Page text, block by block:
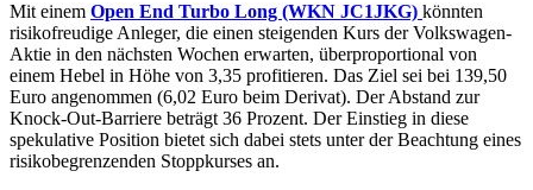
Mit einem Open End Turbo Long (WKN JC1JKG) könnten
risikofreudige Anleger, die einen steigenden Kurs der Volkswagen-
Aktie in den nächsten Wochen erwarten, überproportional von
einem Hebel in Höhe von 3,35 profitieren. Das Ziel sei bei 139,50
Euro angenommen (6,02 Euro beim Derivat). Der Abstand zur
Knock-Out-Barriere beträgt 36 Prozent. Der Einstieg in diese
spekulative Position bietet sich dabei stets unter der Beachtung eines
risikobegrenzenden Stoppkurses an.